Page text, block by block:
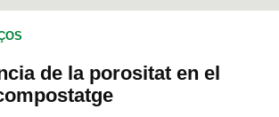
de la porositat en el